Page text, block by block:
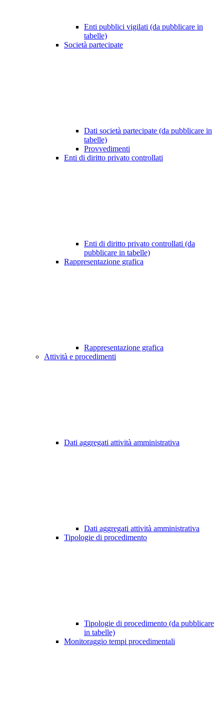
Enti pubblici vigilati (da pubblicare in
tabelle)
Società partecipate
Dati società partecipate (da pubblicare in
tabelle)
Provvedimenti
Enti di diritto privato controllati
Enti di diritto privato controllati (da
pubblicare in tabelle)
Rappresentazione grafica
Rappresentazione grafica
Attività e procedimenti
Dati aggregati attività amministrativa
Dati aggregati attività amministrativa
Tipologie di procedimento
Tipologie di procedimento (da pubblicare
in tabelle)
Monitoraggio tempi procedimentali